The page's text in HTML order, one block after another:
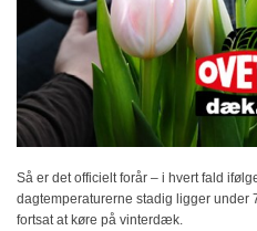
Så er det officielt forår – i hvert fald
dagtemperaturerne stadig ligger under
fortsat at køre på vinterdæk.